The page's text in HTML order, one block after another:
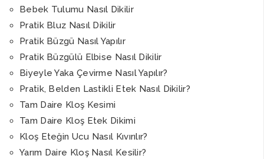
Bebek Tulumu Nasıl Dikilir
Pratik Bluz Nasıl Dikilir
Pratik Büzgü Nasıl Yapılır
Pratik Büzgülü Elbise Nasıl Dikilir
Biyeyle Yaka Çevirme Nasıl Yapılır?
Pratik, Belden Lastikli Etek Nasıl Dikilir?
Tam Daire Kloş Kesimi
Tam Daire Kloş Etek Dikimi
Kloş Eteğin Ucu Nasıl Kıvırılır?
Yarım Daire Kloş Nasıl Kesilir?